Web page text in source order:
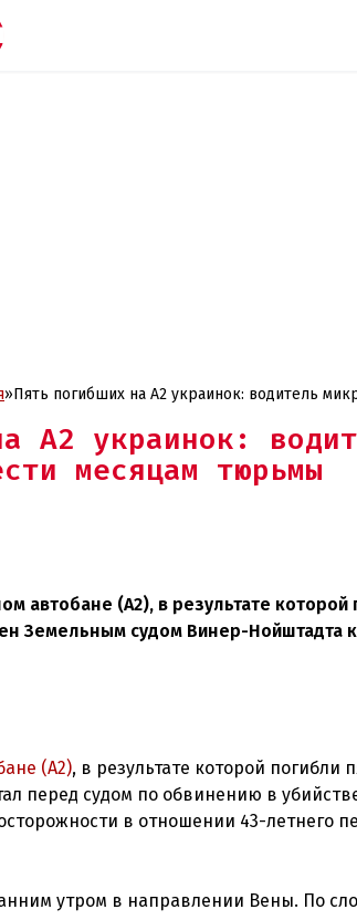
»Пять погибших на А2 украинок: водитель
А2 украинок:
месяцам тюрьмы
автобане (А2), в результате которой
Земельным судом Винер-Нойштадта
(А2), в результате которой погибли
перед судом по обвинению в
в отношении 43-летнего
утром в направлении Вены. По